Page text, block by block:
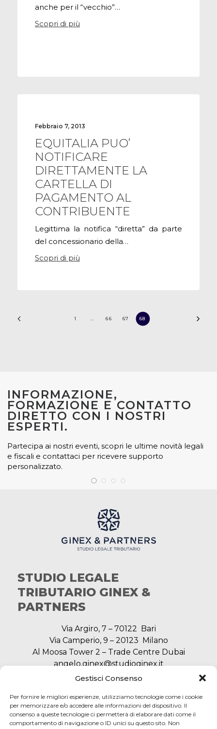
Gestisci Consenso
Per fornire le migliori esperienze, utilizziamo tecnologie come i cookie
per memorizzare e/o accedere alle informazioni del dispositivo. Il
consenso a queste tecnologie ci permetterà di elaborare dati come il
comportamento di navigazione o ID unici su questo sito. Non
anche per il “vecchio”…
Scopri di più
Febbraio 7, 2013
EQUITALIA PUO’
NOTIFICARE
DIRETTAMENTE LA
CARTELLA DI
PAGAMENTO AL
CONTRIBUENTE
Legittima la notifica “diretta” da parte
del concessionario della…
Scopri di più
1 66 67 68
INFORMAZIONE,
FORMAZIONE E CONTATTO
DIRETTO CON I NOSTRI
ESPERTI.
Partecipa ai nostri eventi, scopri le ultime novità legali
e fiscali e contattaci per ricevere supporto
personalizzato.
STUDIO LEGALE
TRIBUTARIO GINEX &
PARTNERS
Via Argiro, 7 – 70122 Bari
Via Camperio, 9 – 20123 Milano
Al Moosa Tower 2 – Trade Centre Dubai
angelo.ginex@studioginex.it
segreteria@studioginex.it
NAVIGAZIONE